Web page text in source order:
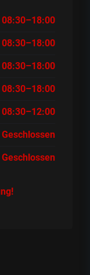
08:30–18:00
08:30–18:00
08:30–18:00
08:30–18:00
08:30–12:00
Geschlossen
Geschlossen